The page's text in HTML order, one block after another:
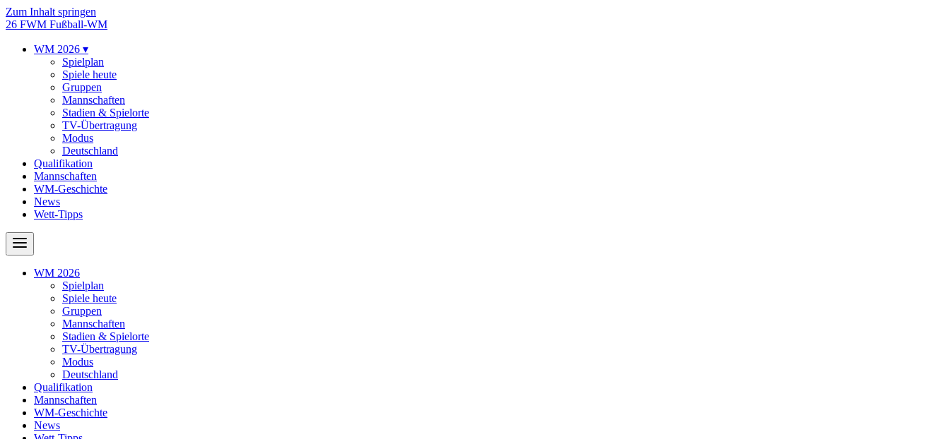
Zum Inhalt springen
26 FWM Fußball-WM
WM 2026 ▾
Spielplan
Spiele heute
Gruppen
Mannschaften
Stadien & Spielorte
TV-Übertragung
Modus
Deutschland
Qualifikation
Mannschaften
WM-Geschichte
News
Wett-Tipps
WM 2026
Spielplan
Spiele heute
Gruppen
Mannschaften
Stadien & Spielorte
TV-Übertragung
Modus
Deutschland
Qualifikation
Mannschaften
WM-Geschichte
News